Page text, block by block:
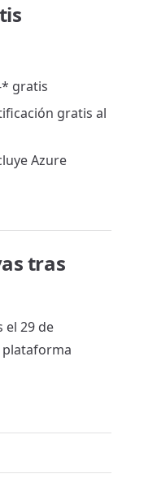
* gratis
gratis al
Azure
tras
el 29 de
plataforma